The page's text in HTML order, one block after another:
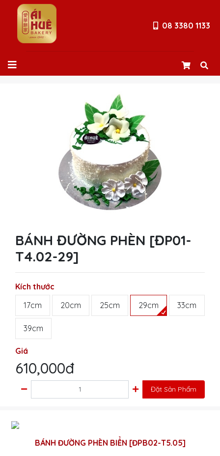
08 3380 1133
BÁNH ĐƯỜNG PHÈN [ĐP01-
T4.02-29]
Kích thước
17cm
20cm 25cm 29cm 33cm
39cm
Giá
610,000đ
Đặt Sản Phẩm
BÁNH ĐƯỜNG PHÈN BIỂN [ĐPB02-T5.05]